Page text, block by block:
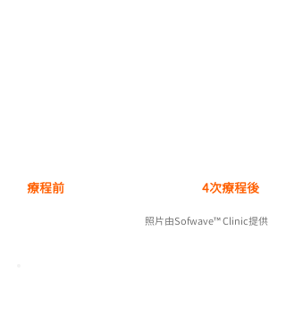
療程前 4次療程後
照片由Sofwave™ Clinic提供